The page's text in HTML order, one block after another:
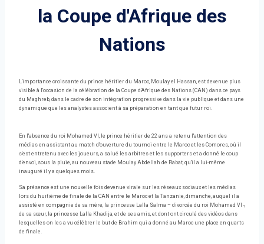
la Coupe d'Afrique des
Nations
L'importance croissante du prince héritier du Maroc, Moulay el Hassan, est devenue plus
visible à l'occasion de la célébration de la Coupe d'Afrique des Nations (CAN) dans ce pays
du Maghreb, dans le cadre de son intégration progressive dans la vie publique et dans une
dynamique que les analystes associent à sa préparation en tant que futur roi.
En l'absence du roi Mohamed VI, le prince héritier de 22 ans a retenu l'attention des
médias en assistant au match d'ouverture du tournoi entre le Maroc et les Comores, où il
s'est entretenu avec les joueurs, a salué les arbitres et les supporters et a donné le coup
d'envoi, sous la pluie, au nouveau stade Moulay Abdellah de Rabat, qu'il a lui-même
inauguré il y a quelques mois.
Sa présence est une nouvelle fois devenue virale sur les réseaux sociaux et les médias
lors du huitième de finale de la CAN entre le Maroc et la Tanzanie, dimanche, auquel il a
assisté en compagnie de sa mère, la princesse Lalla Salma – divorcée du roi Mohamed VI -,
de sa sœur, la princesse Lalla Khadija, et de ses amis, et dont ont circulé des vidéos dans
lesquelles on les a vu célébrer le but de Brahim qui a donné au Maroc une place en quarts
de finale.